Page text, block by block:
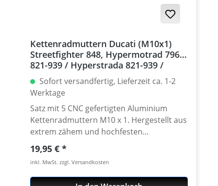
Kettenradmuttern Ducati (M10x1)
Streetfighter 848, Hypermotrad 796-
821-939 / Hyperstrada 821-939 /
Desmosedici RR, 5 | silber
Sofort versandfertig, Lieferzeit ca. 1-2
Werktage
Satz mit 5 CNC gefertigten Aluminium
Kettenradmuttern M10 x 1. Hergestellt aus
extrem zähem und hochfesten
Kontruktionsaluminium 7075 T6. In
verschíedenen Farben lieferbar Gefertigt
auch modernen CNC Maschinen - Made in
Germany. · Material : 7075-T6 · Gewinde :
Regulärer Preis:
19,95 €
inkl. MwSt. zzgl. Versandkosten